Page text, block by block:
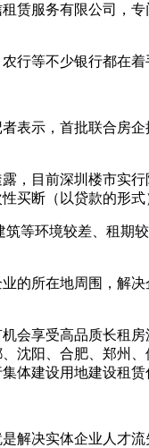
赁服务有限公司，
行等不少银行都在
表示，首批联合房
，目前深圳楼市实
买断（以贷款的形
筑等环境较差、租
的所在地周围，解
会享受高品质长租
沈阳、合肥、郑州
体建设用地建设租
解决实体企业人才